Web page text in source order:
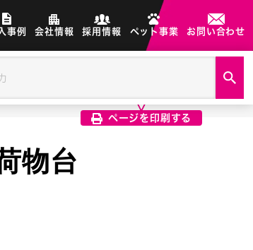
事例 会社情報 採用情報 ペット事業 お問い合わせ
ページを印刷する
物台